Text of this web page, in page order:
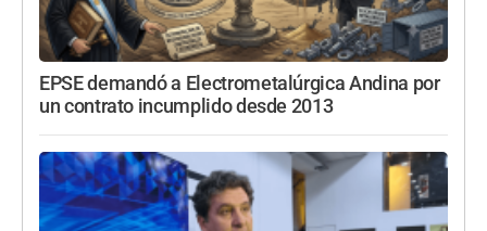
EPSE demandó a Electrometalúrgica Andina por
un contrato incumplido desde 2013